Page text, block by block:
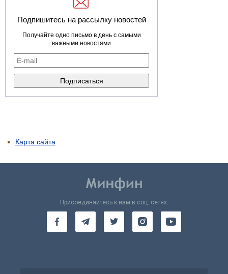
Подпишитесь на рассылку новостей
Получайте одно письмо в день с самыми
важными новостями
Карта сайта
Присоединяйтесь к нам в соц. сетях: